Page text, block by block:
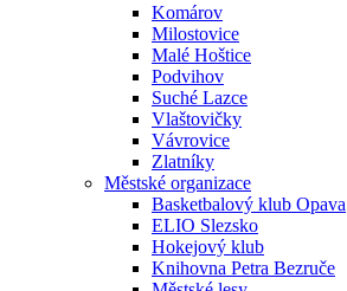
Komárov
Milostovice
Malé Hoštice
Podvihov
Suché Lazce
Vlaštovičky
Vávrovice
Zlatníky
Městské organizace
Basketbalový klub Opava
ELIO Slezsko
Hokejový klub
Knihovna Petra Bezruče